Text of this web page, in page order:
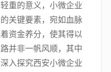
重的意义，小微企业
关键要素，宛如血脉
资金养分，使其得以
并非一帆风顺，其中
入探究西安小微企业